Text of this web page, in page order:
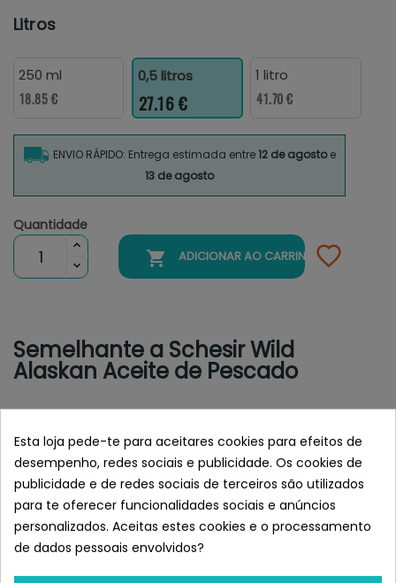
Litros
250 ml
18.85 €
0,5 litros
27.16 €
1 litro
41.70 €
ENVIO RÁPIDO: Entrega estimada entre12 de agostoe
13 de agosto
Quantidade
 ADICIONAR AO CARRINHO
Semelhante a Schesir Wild
Alaskan Aceite de Pescado
Esta loja pede-te para aceitares cookies para efeitos de
desempenho, redes sociais e publicidade. Os cookies de
publicidade e de redes sociais de terceiros são utilizados
para te oferecer funcionalidades sociais e anúncios
personalizados. Aceitas estes cookies e o processamento
de dados pessoais envolvidos?